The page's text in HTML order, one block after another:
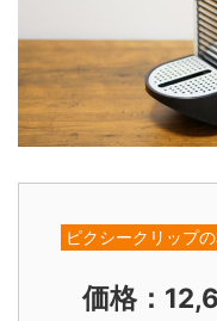
ピクシークリップ
価格：